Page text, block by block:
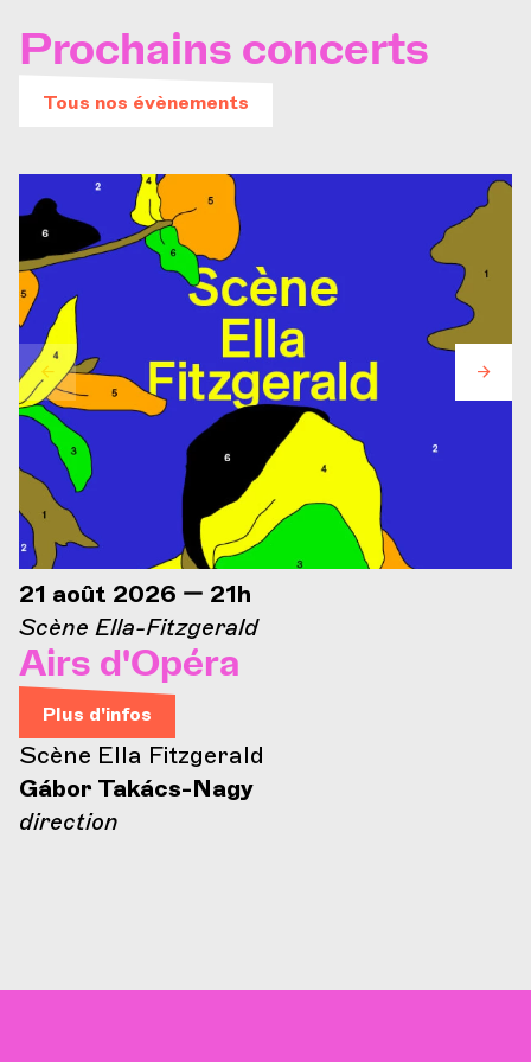
Prochains concerts
Tous nos évènements
21 août 2026 — 21h
Scène Ella-Fitzgerald
Airs d'Opéra
Plus d'infos
Scène Ella Fitzgerald
Gábor Takács-Nagy
direction